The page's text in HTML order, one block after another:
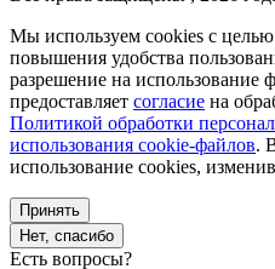
Мы используем cookies с
повышения удобства
разрешение на использование
предоставляет согласие на
Политикой обработки
использования cookie-файлов.
использование cookies,
Принять
Нет, спасибо
Есть вопросы?